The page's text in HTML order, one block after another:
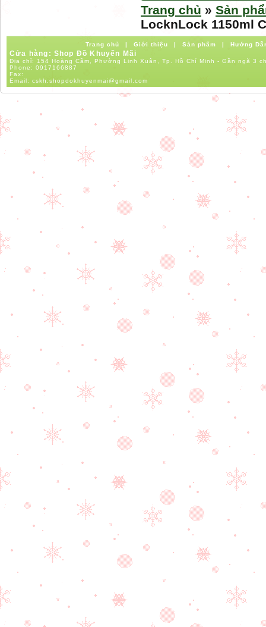
Trang chủ » Sản
LocknLock 1150ml
Trang chủ | Giới thiệu | Sản phẩm | Hướng
Cửa hàng: Shop Đồ Khuyến Mãi
Địa chỉ: 154 Hoàng Cầm, Phường Linh Xuân, Tp. Hồ Chí Minh - Gần ngã 3
Phone: 0917166887
Fax:
Email: cskh.shopdokhuyenmai@gmail.com